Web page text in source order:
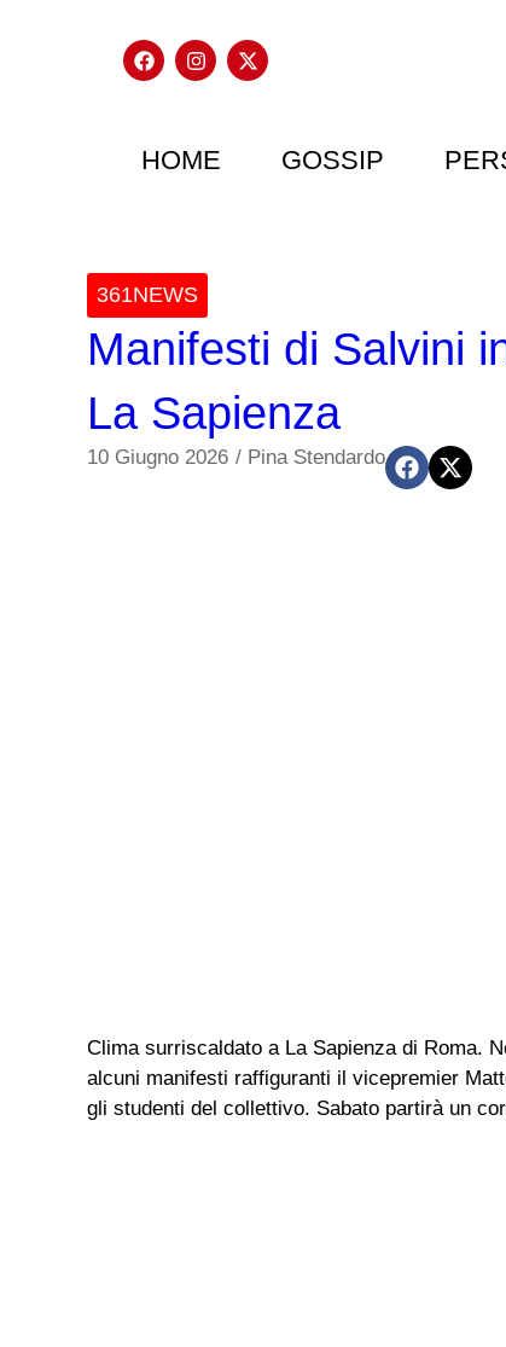
HOME GOSSIP
361NEWS
Manifesti di Salvini
La Sapienza
10 Giugno 2026 / Pina Stendardo
Clima surriscaldato a La Sapienza di Roma.
alcuni manifesti raffiguranti il vicepremier
gli studenti del collettivo. Sabato partirà un